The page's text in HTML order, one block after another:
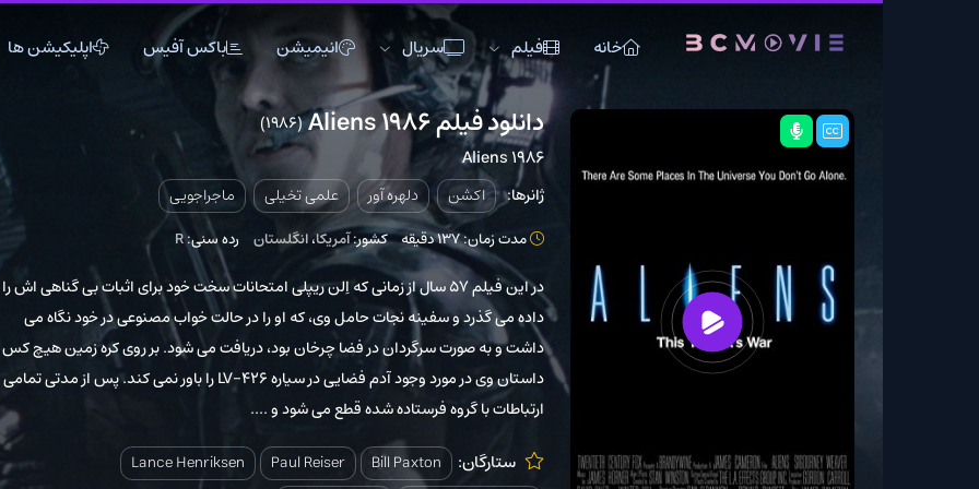
خانه فیلم
اکشن
جنگی
دلهره آور
فانتزی کمدی
ماجراجویی
مستند
موزیک
موزیکال
ورزشی
وسترن
سریال
اکشن
تاریخی
جنگی
دلهره آور
فانتزی
ماجراجویی
موزیک
ورزشی
انیمیشن باکس آفیس اپلیکیشن ها
دانلود فیلم Aliens 1986 (1986)
دلهره آور علمی تخیلی ماجراجویی
کشور:آمریکا،انگلستان رده سنی:R
در این فیلم ۵۷ سال از زمانی که اِلن ریپلی امتحانات سخت خود برای اثبات بی گناهی اش را
داده می گذرد و سفینه نجات حامل وی، که او را در حالت خواب مصنوعی در خود نگاه می
داشت و به صورت سرگردان در فضا چرخان بود، دریافت می شود. بر روی کره زمین هیچ کس
داستان وی در مورد وجود آدم فضایی در سیاره LV-426 را باور نمی کند. پس از مدتی تمامی
ارتباطات با گروه فرستاده شده قطع می شود و ....
ستارگان: Bill Paxton
Paul Reiser
Lance Henriksen